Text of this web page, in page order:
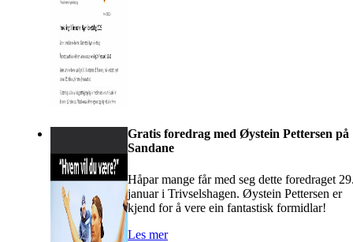
Gratis foredrag med Øystein Pettersen på
Sandane
Håpar mange får med seg dette foredraget
januar i Trivselshagen. Øystein Pettersen er
kjend for å vere ein fantastisk formidlar!
Les mer